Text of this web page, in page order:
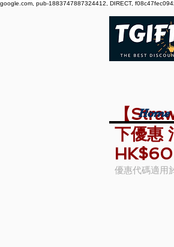
google.com, pub-1883747887324412, DIRECT,
Home
Home
【
下優惠
優惠代碼適用